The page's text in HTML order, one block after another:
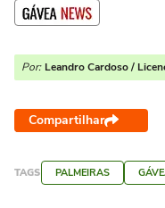
Por: Leandro Cardoso /
Compartilhar
TAGS PALMEIRAS